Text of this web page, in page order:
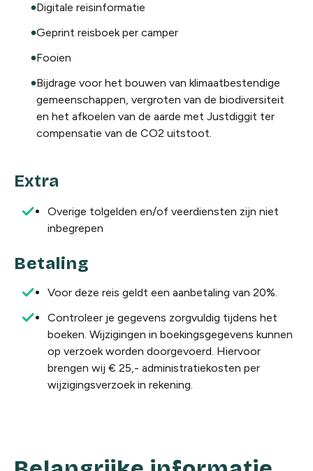
Digitale reisinformatie
Geprint reisboek per camper
Fooien
Bijdrage voor het bouwen van klimaatbestendige
gemeenschappen, vergroten van de biodiversiteit
en het afkoelen van de aarde met Justdiggit ter
compensatie van de CO2 uitstoot.
Extra
Overige tolgelden en/of veerdiensten zijn niet
inbegrepen
Betaling
Voor deze reis geldt een aanbetaling van 20%.
Controleer je gegevens zorgvuldig tijdens het
boeken. Wijzigingen in boekingsgegevens kunnen
op verzoek worden doorgevoerd. Hiervoor
brengen wij € 25,- administratiekosten per
wijzigingsverzoek in rekening.